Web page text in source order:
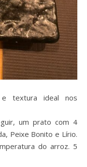
e textura ideal nos
um prato com 4
Peixe Bonito e Lírio.
do arroz. 5